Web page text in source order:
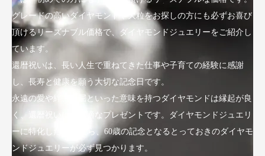
グレードの高いダイヤモンドや大粒をお探しの方にも必ずお喜び
頂けるリーズナブル価格で、ダイヤモンドジュエリーをご紹介し
ています。
還暦祝いは、長い人生で重ねてきた仕事や子育ての経験に感謝
し、長寿と健康を願う大切な記念日です。
永遠の愛や絆、不屈といった意味を持つダイヤモンドは縁起が良
く、還暦祝いにも最適なプレゼントです。ダイヤモンドジュエリ
ーに特化したLuxyなら、60歳の記念となるとっておきのダイヤモ
ンドジュエリーが必ず見つかります。